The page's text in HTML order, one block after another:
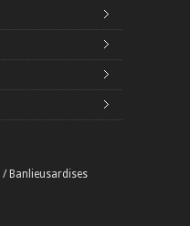
Banlieusardises